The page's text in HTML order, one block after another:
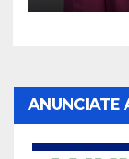
ANUNCIATE